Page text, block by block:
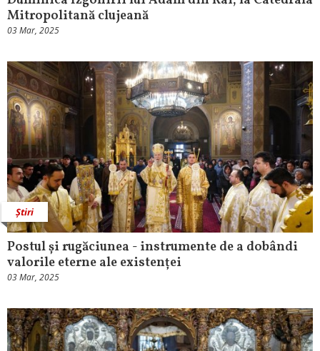
Mitropolitană clujeană
03 Mar, 2025
Știri
Postul și rugăciunea - instrumente de a dobândi
valorile eterne ale existenței
03 Mar, 2025